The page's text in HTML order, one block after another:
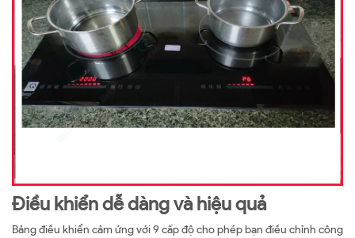
Điều khiển dễ dàng và hiệu quả
Bảng điều khiển cảm ứng với 9 cấp độ cho phép bạn điều chỉnh công